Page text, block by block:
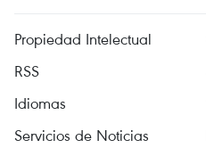
Propiedad Intelectual
RSS
Idiomas
Servicios de Noticias